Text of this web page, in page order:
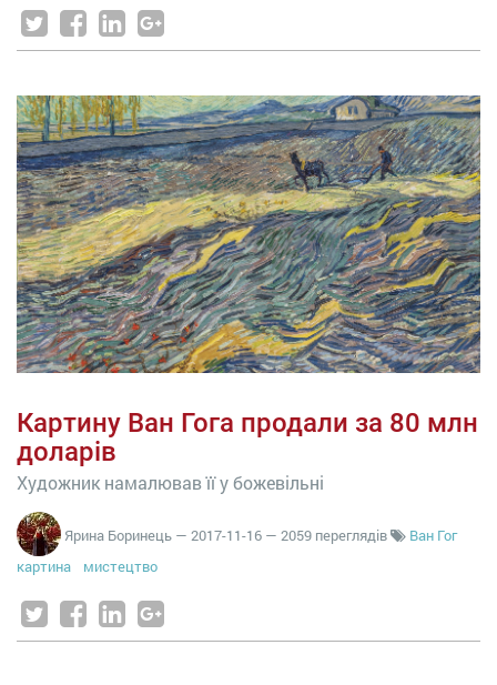
Картину Ван Гога продали за 80 млн
доларів
Художник намалював її у божевільні
Ярина Боринець — 2017-11-16 — 2059 переглядів
Ван Гог
картина
мистецтво